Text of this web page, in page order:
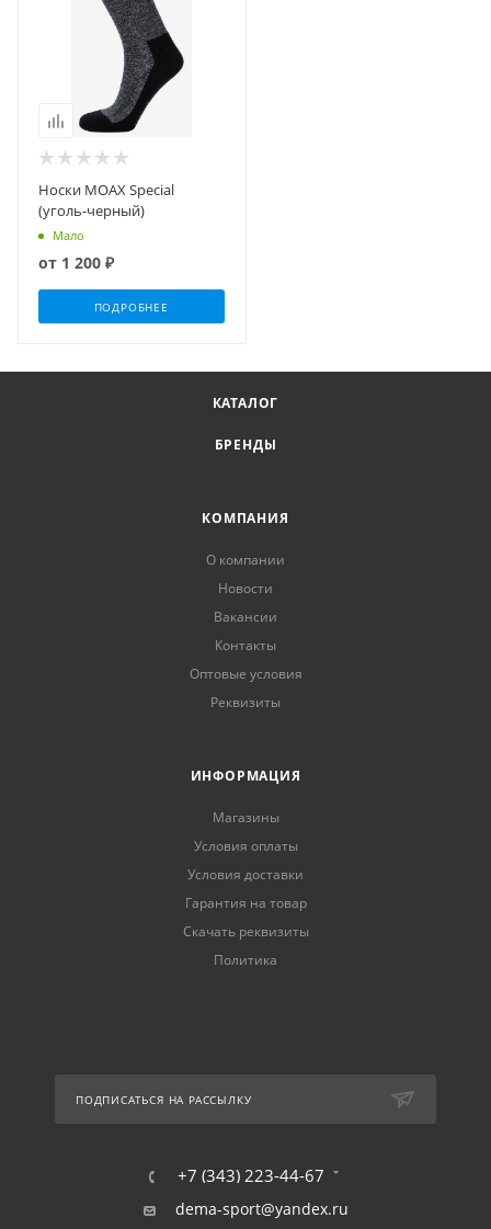
Носки MOAX Special
(уголь-черный)
Мало
от 1 200 ₽
ПОДРОБНЕЕ
КАТАЛОГ
БРЕНДЫ
КОМПАНИЯ
О компании
Новости
Вакансии
Контакты
Оптовые условия
Реквизиты
ИНФОРМАЦИЯ
Магазины
Условия оплаты
Условия доставки
Гарантия на товар
Скачать реквизиты
Политика
ПОДПИСАТЬСЯ НА РАССЫЛКУ
+7 (343) 223-44-67
dema-sport@yandex.ru